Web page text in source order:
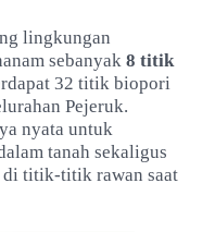
lingkungan
sebanyak 8 titik
32 titik biopori
Pejeruk.
nyata untuk
tanah sekaligus
di titik-titik rawan saat